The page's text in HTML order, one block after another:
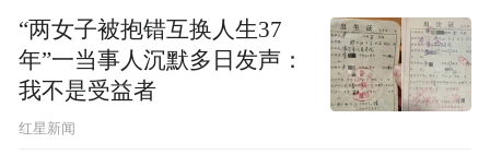
“两女子被抱错互换人生37
年”一当事人沉默多日发声：
我不是受益者
红星新闻